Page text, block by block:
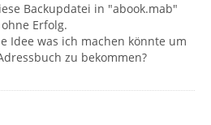
Backupdatei in "abook.mab"
Erfolg.
Idee was ich machen könnte um
zu bekommen?